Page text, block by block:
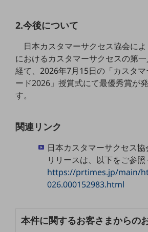
データ利活用
運用管理
業務支援・マーケティング
災害対策・BCP
課題・ニーズで探す
課題・ニーズで探すTOP
コミュニケーション・情報共有
マーケティング
災害対策
2.今後について
日本カスタマーサクセス協会に
におけるカスタマーサクセスの第
経て、2026年7月15日の「カスタ
ード2026」授賞式にて最優秀賞が
す。
関連リンク
日本カスタマーサクセス
リリースは、以下をご参照
https://prtimes.jp/main/
026.000152983.html
本件に関するお客さまからの